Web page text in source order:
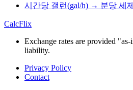
시간당 갤런(gal/h) → 분당 세
CalcFlix
Exchange rates are provided
liability.
Privacy Policy
Contact